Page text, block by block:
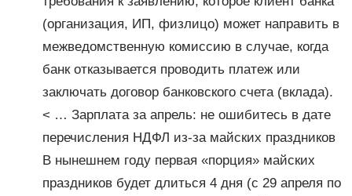
(организация, ИП, физлицо) может направить в
межведомственную комиссию в случае, когда
банк отказывается проводить платеж или
заключать договор банковского счета (вклада).
< … Зарплата за апрель: не ошибитесь в дате
перечисления НДФЛ из-за майских праздников
В нынешнем году первая «порция» майских
праздников будет длиться 4 дня (с 29 апреля по